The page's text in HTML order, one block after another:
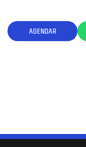
AGENDAR